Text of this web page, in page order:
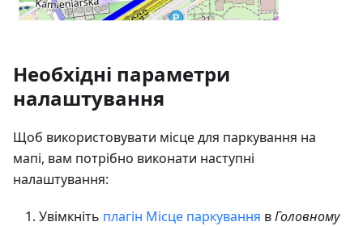
Необхідні параметри
налаштування
Щоб використовувати місце для паркування на
мапі, вам потрібно виконати наступні
налаштування:
Увімкніть плагін Місце паркування вГоловному